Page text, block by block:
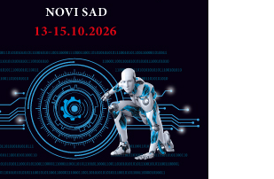
asortimanskog pravca MINI-
Svetski standard metrologije
u Srbiji
– NEXT-Robotika vođena
inteligencijom
MOBILE revolucioniše
automatizaciju
operator PANEL-OM